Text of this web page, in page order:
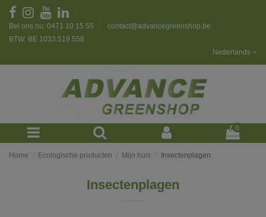
Bel ons nu: 0471 10 15 55
contact@advancegreenshop.be
BTW: BE 1033.519.558
Nederlands
0
Home Ecologische producten Mijn huis Insectenplagen
Insectenplagen